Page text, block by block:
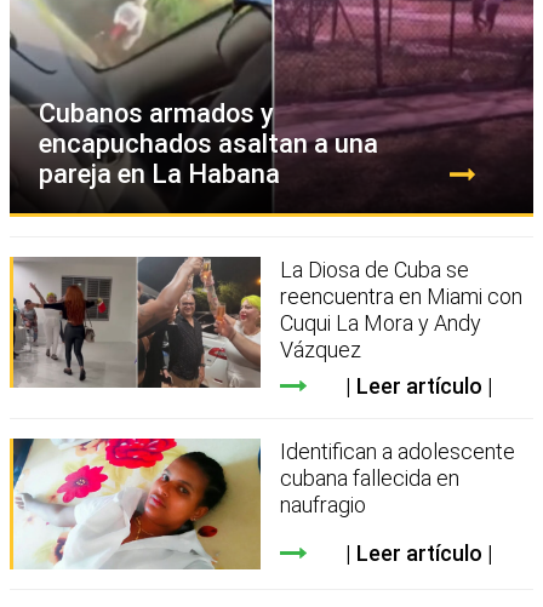
Cubanos armados y
encapuchados asaltan a una
pareja en La Habana
La Diosa de Cuba se
reencuentra en Miami con
Cuqui La Mora y Andy
Vázquez
Leer artículo
Identifican a adolescente
cubana fallecida en
naufragio
Leer artículo